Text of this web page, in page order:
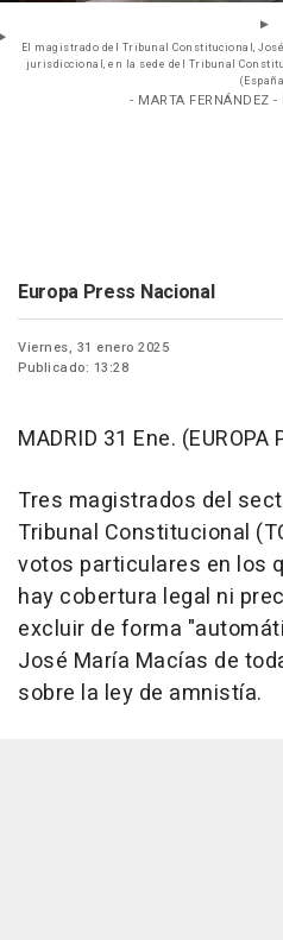
El magistrado del Tribunal Constitucional,
jurisdiccional, en la sede del Tribunal
- MARTA FERNÁNDEZ -
Europa Press Nacional
Viernes, 31 enero 2025
Publicado: 13:28
MADRID 31 Ene. (EUROPA
Tres magistrados del
Tribunal Constitucional
votos particulares en los
hay cobertura legal ni
excluir de forma
José María Macías de
sobre la ley de amnistía.